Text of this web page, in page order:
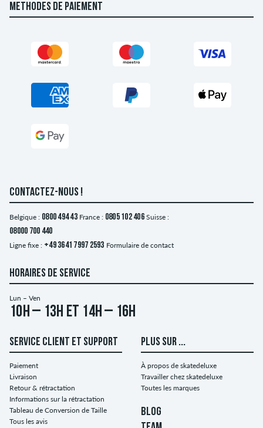
METHODES DE PAIEMENT
CONTACTEZ-NOUS !
Belgique : 0800 494 43 France : 0805 102 406 Suisse :
08000 700 440
Ligne fixe : +49 3641 7997 2593 Formulaire de contact
HORAIRES DE SERVICE
Lun – Ven
10h – 13h et 14h – 16h
SERVICE CLIENT ET SUPPORT
Paiement
Livraison
Retour & rétractation
Informations sur la rétractation
Tableau de Conversion de Taille
Tous les avis
PLUS SUR ...
À propos de skatedeluxe
Travailler chez skatedeluxe
Toutes les marques
BLOG